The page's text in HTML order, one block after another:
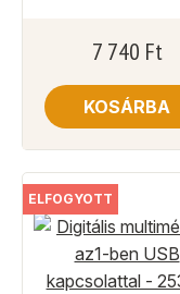
7 740 Ft
KOSÁRBA
ELFOGYOTT